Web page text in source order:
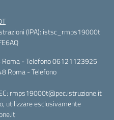
(IPA): istsc_rmps19000t
- Telefono 06121123925
Roma - Telefono
rmps19000t@pec.istruzione.it
utilizzare esclusivamente